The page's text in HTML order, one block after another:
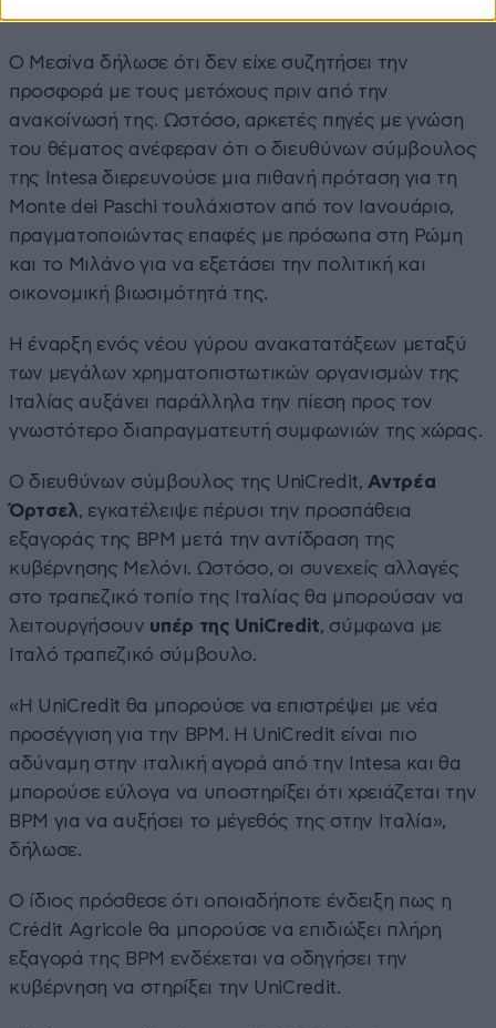
Ο Μεσίνα δήλωσε ότι δεν είχε συζητήσει την
προσφορά με τους μετόχους πριν από την
ανακοίνωσή της. Ωστόσο, αρκετές πηγές με γνώση
του θέματος ανέφεραν ότι ο διευθύνων σύμβουλος
της Intesa διερευνούσε μια πιθανή πρόταση για τη
Monte dei Paschi τουλάχιστον από τον Ιανουάριο,
πραγματοποιώντας επαφές με πρόσωπα στη Ρώμη
και το Μιλάνο για να εξετάσει την πολιτική και
οικονομική βιωσιμότητά της.
Η έναρξη ενός νέου γύρου ανακατατάξεων μεταξύ
των μεγάλων χρηματοπιστωτικών οργανισμών της
Ιταλίας αυξάνει παράλληλα την πίεση προς τον
γνωστότερο διαπραγματευτή συμφωνιών της χώρας.
Ο διευθύνων σύμβουλος της UniCredit, Αντρέα
Όρτσελ, εγκατέλειψε πέρυσι την προσπάθεια
εξαγοράς της BPM μετά την αντίδραση της
κυβέρνησης Μελόνι. Ωστόσο, οι συνεχείς αλλαγές
στο τραπεζικό τοπίο της Ιταλίας θα μπορούσαν να
λειτουργήσουν υπέρ της UniCredit, σύμφωνα με
Ιταλό τραπεζικό σύμβουλο.
«Η UniCredit θα μπορούσε να επιστρέψει με νέα
προσέγγιση για την BPM. Η UniCredit είναι πιο
αδύναμη στην ιταλική αγορά από την Intesa και θα
μπορούσε εύλογα να υποστηρίξει ότι χρειάζεται την
BPM για να αυξήσει το μέγεθός της στην Ιταλία»,
δήλωσε.
Ο ίδιος πρόσθεσε ότι οποιαδήποτε ένδειξη πως η
Crédit Agricole θα μπορούσε να επιδιώξει πλήρη
εξαγορά της BPM ενδέχεται να οδηγήσει την
κυβέρνηση να στηρίξει την UniCredit.